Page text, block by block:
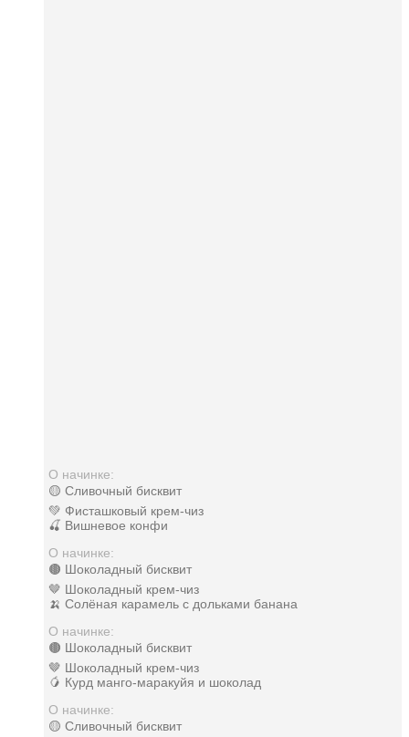
О начинке:
🟡 Сливочный бисквит
💚 Фисташковый крем-чиз
🍒 Вишневое конфи
О начинке:
🟤 Шоколадный бисквит
🤎 Шоколадный крем-чиз
🍌 Солёная карамель с дольками банана
О начинке:
🟤 Шоколадный бисквит
🤎 Шоколадный крем-чиз
🥭 Курд манго-маракуйя и шоколад
О начинке:
🟡 Сливочный бисквит